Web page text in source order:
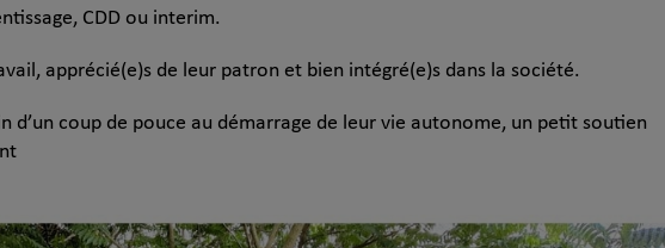
CDD ou interim.
apprécié(e)s de leur patron et bien intégré(e)s dans la société.
d’un coup de pouce au démarrage de leur vie autonome, un petit soutien